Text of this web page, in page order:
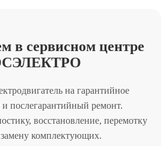
в сервисном центре
на гарантийное
послегарантийный ремонт.
восстановление, перемотку
комплектующих.